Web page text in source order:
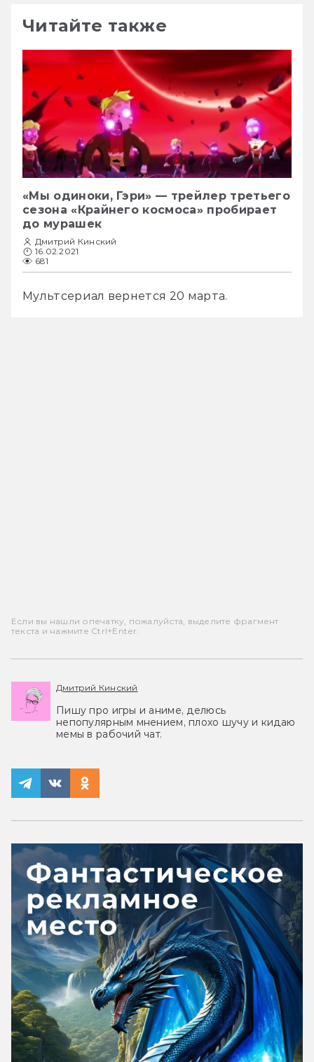
Читайте также
«Мы одиноки, Гэри» — трейлер третьего
сезона «Крайнего космоса» пробирает
до мурашек
Дмитрий Кинский
16.02.2021
681
Мультсериал вернется 20 марта.
Если вы нашли опечатку, пожалуйста, выделите фрагмент
текста и нажмите Ctrl+Enter.
Дмитрий Кинский
Пишу про игры и аниме, делюсь
непопулярным мнением, плохо шучу и кидаю
мемы в рабочий чат.